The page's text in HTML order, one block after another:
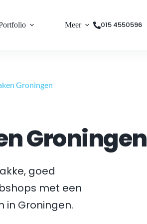
Meer 015 4550596
Groningen
Groningen
goed
met een
in Groningen.